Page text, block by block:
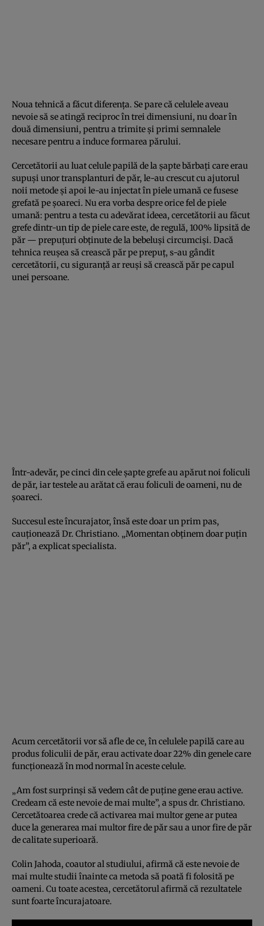
Noua tehnică a făcut diferenţa. Se pare că celulele aveau
nevoie să se atingă reciproc în trei dimensiuni, nu doar în
două dimensiuni, pentru a trimite şi primi semnalele
necesare pentru a induce formarea părului.
Cercetătorii au luat celule papilă de la şapte bărbaţi care erau
supuşi unor transplanturi de păr, le-au crescut cu ajutorul
noii metode şi apoi le-au injectat în piele umană ce fusese
grefată pe şoareci. Nu era vorba despre orice fel de piele
umană: pentru a testa cu adevărat ideea, cercetătorii au făcut
grefe dintr-un tip de piele care este, de regulă, 100% lipsită de
păr — prepuţuri obţinute de la bebeluşi circumcişi. Dacă
tehnica reuşea să crească păr pe prepuţ, s-au gândit
cercetătorii, cu siguranţă ar reuşi să crească păr pe capul
unei persoane.
Într-adevăr, pe cinci din cele şapte grefe au apărut noi foliculi
de păr, iar testele au arătat că erau foliculi de oameni, nu de
şoareci.
Succesul este încurajator, însă este doar un prim pas,
cauţionează Dr. Christiano. „Momentan obţinem doar puţin
păr”, a explicat specialista.
Acum cercetătorii vor să afle de ce, în celulele papilă care au
produs foliculii de păr, erau activate doar 22% din genele care
funcţionează în mod normal în aceste celule.
„Am fost surprinşi să vedem cât de puţine gene erau active.
Credeam că este nevoie de mai multe”, a spus dr. Christiano.
Cercetătoarea crede că activarea mai multor gene ar putea
duce la generarea mai multor fire de păr sau a unor fire de păr
de calitate superioară.
Colin Jahoda, coautor al studiului, afirmă că este nevoie de
mai multe studii înainte ca metoda să poată fi folosită pe
oameni. Cu toate acestea, cercetătorul afirmă că rezultatele
sunt foarte încurajatoare.